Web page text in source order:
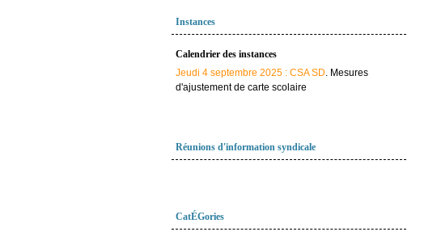
Instances
Calendrier des instances
Jeudi 4 septembre 2025 : CSA SD. Mesures
d'ajustement de carte scolaire
Réunions d'information syndicale
CatÉGories